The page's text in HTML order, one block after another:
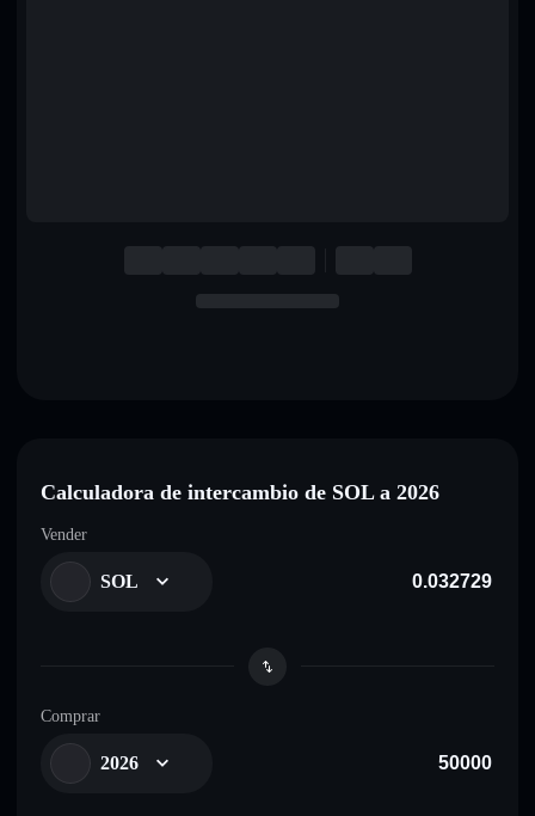
Calculadora de intercambio de SOL a 2026
Vender
SOL
Comprar
2026